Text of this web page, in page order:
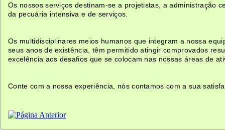
Os nossos serviços destinam-se a projetistas, a administração
da pecuária intensiva e de serviços.
Os multidisciplinares meios humanos que integram a nossa
seus anos de existência, têm permitido atingir comprovados
excelência aos desafios que se colocam nas nossas áreas de
Conte com a nossa experiência, nós contamos com a sua